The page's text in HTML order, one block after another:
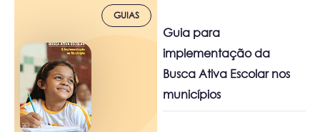
GUIAS
Guia para
implementação da
Busca Ativa Escolar nos
municípios